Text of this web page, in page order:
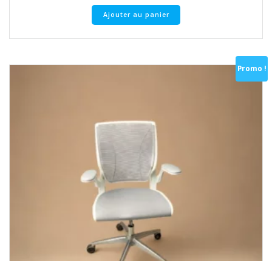
Ajouter au panier
Promo !